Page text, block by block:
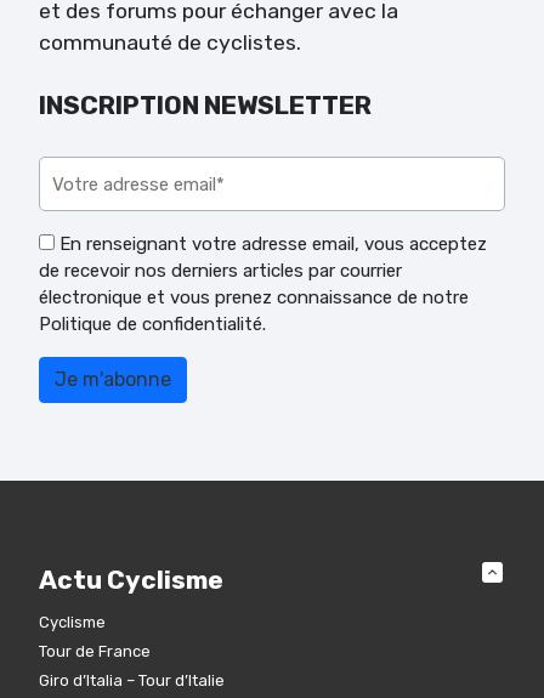
et des forums pour échanger avec la
communauté de cyclistes.
INSCRIPTION NEWSLETTER
En renseignant votre adresse email, vous acceptez
de recevoir nos derniers articles par courrier
électronique et vous prenez connaissance de notre
Politique de confidentialité.
Actu Cyclisme
Cyclisme
Tour de France
Giro d’Italia – Tour d’Italie